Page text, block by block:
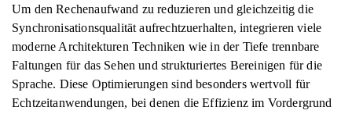
Um den Rechenaufwand zu reduzieren und gleichzeitig die
Synchronisationsqualität aufrechtzuerhalten, integrieren viele
moderne Architekturen Techniken wie in der Tiefe trennbare
Faltungen für das Sehen und strukturiertes Bereinigen für die
Sprache. Diese Optimierungen sind besonders wertvoll für
Echtzeitanwendungen, bei denen die Effizienz im Vordergrund